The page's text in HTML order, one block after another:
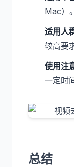
Mac）。
适用人
较高要
使用注
一定时
总结